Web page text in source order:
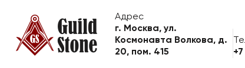
Адрес
г. Москва, ул.
Космонавта Волкова, д.
20, пом. 415